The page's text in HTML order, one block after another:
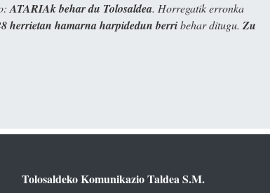
ATARIAk behar du Tolosaldea. Horregatik erronka
herrietan hamarna harpidedun berribehar ditugu. Zu
Tolosaldeko Komunikazio Taldea S.M.